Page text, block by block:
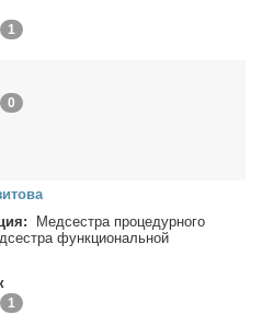
1
0
Медсестра процедурного
функциональной
1